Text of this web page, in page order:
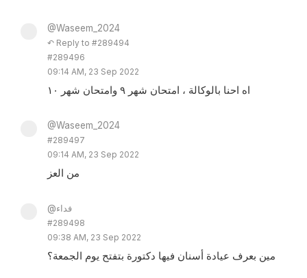
@Waseem_2024
↶ Reply to #289494
#289496
09:14 AM, 23 Sep 2022
اه احنا بالوكالة ، امتحان شهر ٩ وامتحان شهر ١٠
@Waseem_2024
#289497
09:14 AM, 23 Sep 2022
من العز
@فداء
#289498
09:38 AM, 23 Sep 2022
مين بعرف عيادة أسنان فيها دكتورة بتفتح يوم الجمعة؟